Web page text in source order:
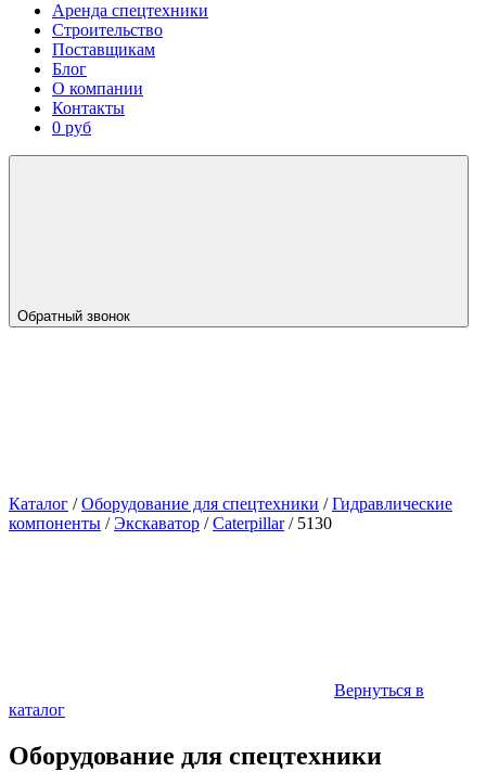
Аренда спецтехники
Строительство
Поставщикам
Блог
О компании
Контакты
0 руб
Обратный звонок
Каталог /Оборудование для спецтехники /Гидравлические
компоненты /Экскаватор /Caterpillar/ 5130
Вернуться в
каталог
Оборудование для спецтехники